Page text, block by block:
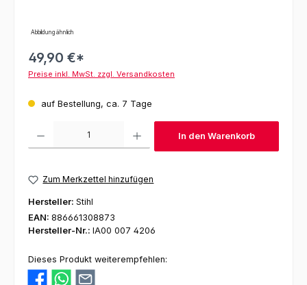
Abbildung ähnlich
49,90 €*
Preise inkl. MwSt. zzgl. Versandkosten
auf Bestellung, ca. 7 Tage
In den Warenkorb
Zum Merkzettel hinzufügen
Hersteller: Stihl
EAN: 886661308873
Hersteller-Nr.: IA00 007 4206
Dieses Produkt weiterempfehlen: